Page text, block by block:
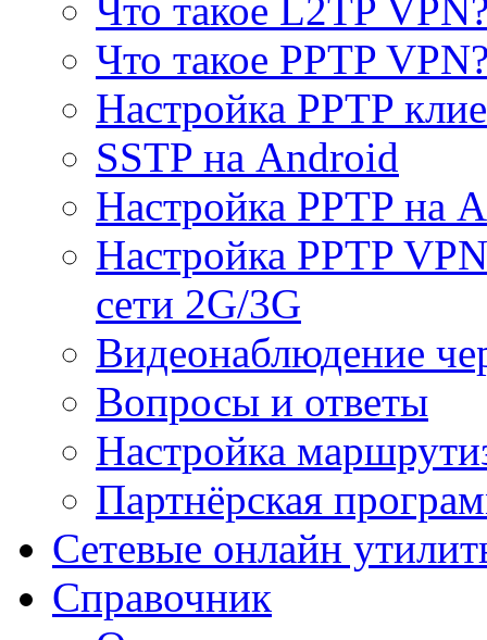
Что такое L2TP
Что такое PPTP
Настройка PPTP
SSTP на Android
Настройка PPTP на
Настройка PPTP
сети 2G/3G
Видеонаблюдение
Вопросы и ответы
Настройка
Партнёрская
Сетевые онлайн
Справочник